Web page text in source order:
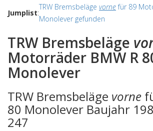
Jumplist:
TRW Bremsbeläge vornefür 89
Monolever gefunden
TRW Bremsbeläge
Motorräder BMW R
Monolever
TRW Bremsbeläge vorne
80 Monolever Baujahr
247